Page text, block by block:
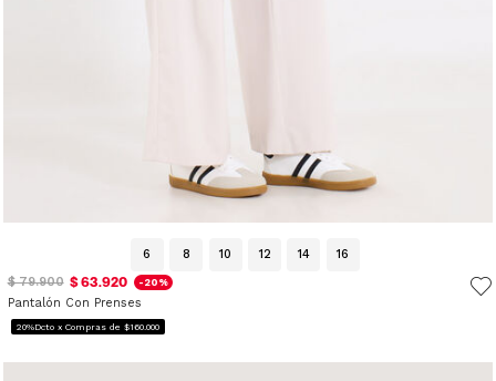
6 8 10 12 14
16
$ 79.900 $ 63.920 -20%
Pantalón Con Prenses
20%Dcto x Compras de $160.000